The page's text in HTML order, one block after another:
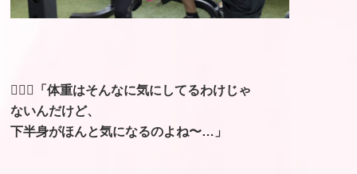
🤦🏻‍♀️「体重はそんなに気にしてるわけじゃ
ないんだけど、
下半身がほんと気になるのよね〜…」